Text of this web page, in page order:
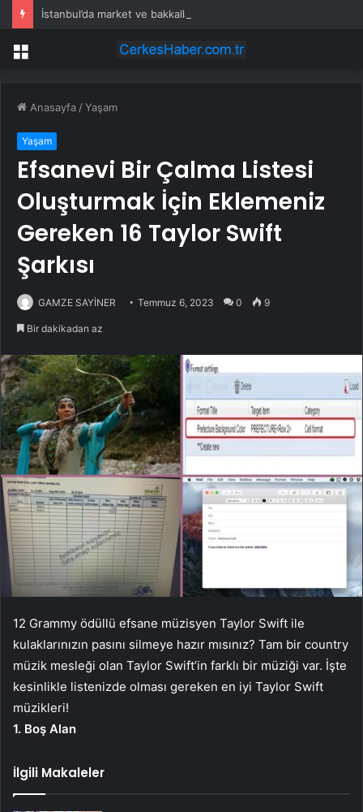
Menü
Anasayfa /Yaşam
Yaşam
Efsanevi Bir Çalma Listesi
Oluşturmak İçin Eklemeniz
Gereken 16 Taylor Swift
Şarkısı
GAMZE SAYİNER Temmuz 6, 2023 0 9
Bir dakikadan az
12 Grammy ödüllü efsane müzisyen Taylor Swift ile
kulaklarınızın pasını silmeye hazır mısınız? Tam bir country
müzik mesleği olan Taylor Swift’in farklı bir müziği var. İşte
kesinlikle listenizde olması gereken en iyi Taylor Swift
müzikleri!
1. Boş Alan
İlgili Makaleler